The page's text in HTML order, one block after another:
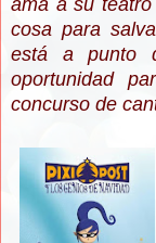
ama a su
cosa para
está a punto
oportunidad
concurso de